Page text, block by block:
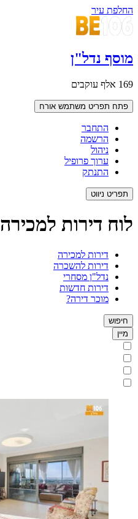
החלפת עיר
מוסף נדל"ן
169 אלף עוקבים
פתח תפריט משתמש אורח
התחבר
הרשמה
ניהול
ערוך פרופיל
התנתק
תפריט ניווט
לוח דירות למכירה
דירות למכירה
דירות להשכרה
נדל"ן מסחרי
דירות חדשות
מוכר דירה?
חיפוש
מיין